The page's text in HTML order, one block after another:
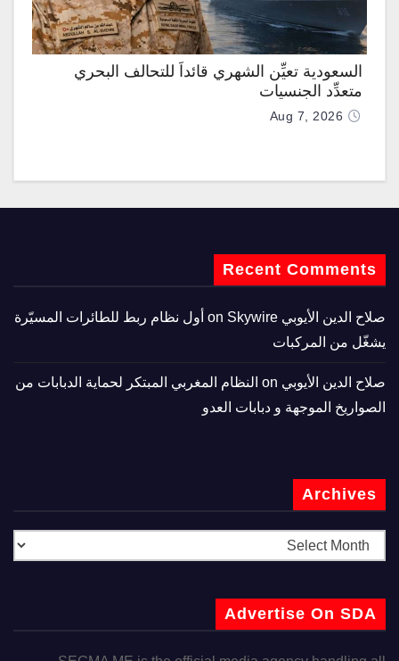
السعودية تعيِّن الشهري قائداً للتحالف البحري
متعدِّد الجنسيات
Aug 7, 2026
Recent Comments
صلاح الدين الأيوبي
Skywire أول نظام ربط للطائرات المسيّرة
يشغّل من المركبات
صلاح الدين الأيوبي
النظام المغربي المبتكر لحماية الدبابات من
الصواريخ الموجهة و دبابات العدو
Archives
Advertise On SDA